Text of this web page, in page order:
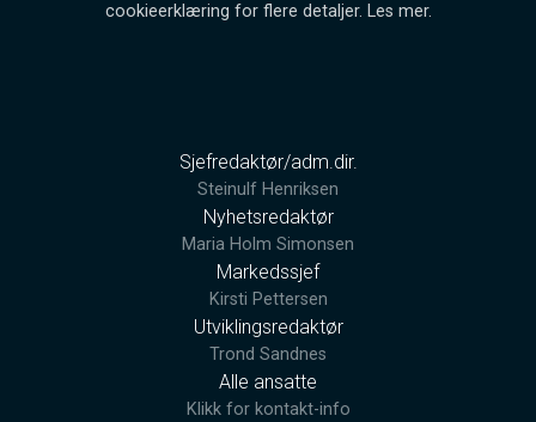
cookieerklæring for flere detaljer. Les mer.
Sjefredaktør/adm.dir.
Steinulf Henriksen
Nyhetsredaktør
Maria Holm Simonsen
Markedssjef
Kirsti Pettersen
Utviklingsredaktør
Trond Sandnes
Alle ansatte
Klikk for kontakt-info